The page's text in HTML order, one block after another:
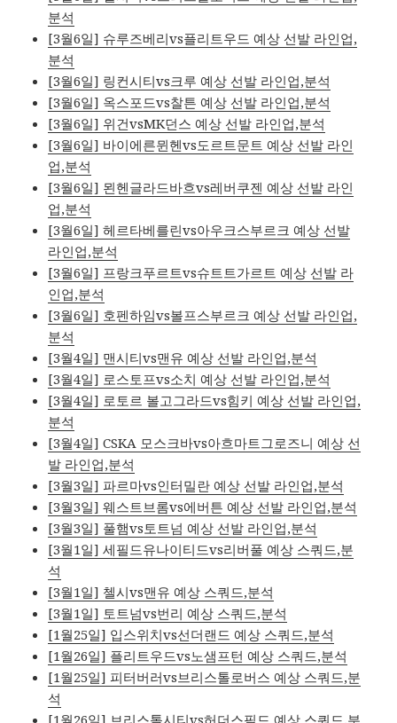
분석
[3월6일] 슈루즈베리vs플리트우드 예상 선발 라인업,
분석
[3월6일] 링컨시티vs크루 예상 선발 라인업,분석
[3월6일] 옥스포드vs찰튼 예상 선발 라인업,분석
[3월6일] 위건vsMK던스 예상 선발 라인업,분석
[3월6일] 바이에른뮌헨vs도르트문트 예상 선발 라인
업,분석
[3월6일] 묀헨글라드바흐vs레버쿠젠 예상 선발 라인
업,분석
[3월6일] 헤르타베를린vs아우크스부르크 예상 선발
라인업,분석
[3월6일] 프랑크푸르트vs슈트트가르트 예상 선발 라
인업,분석
[3월6일] 호펜하임vs볼프스부르크 예상 선발 라인업,
분석
[3월4일] 맨시티vs맨유 예상 선발 라인업,분석
[3월4일] 로스토프vs소치 예상 선발 라인업,분석
[3월4일] 로토르 볼고그라드vs힘키 예상 선발 라인업,
분석
[3월4일] CSKA 모스크바vs아흐마트그로즈니 예상 선
발 라인업,분석
[3월3일] 파르마vs인터밀란 예상 선발 라인업,분석
[3월3일] 웨스트브롬vs에버튼 예상 선발 라인업,분석
[3월3일] 풀햄vs토트넘 예상 선발 라인업,분석
[3월1일] 세필드유나이티드vs리버풀 예상 스쿼드,분
석
[3월1일] 첼시vs맨유 예상 스쿼드,분석
[3월1일] 토트넘vs번리 예상 스쿼드,분석
[1월25일] 입스위치vs선더랜드 예상 스쿼드,분석
[1월26일] 플리트우드vs노샘프턴 예상 스쿼드,분석
[1월25일] 피터버러vs브리스톨로버스 예상 스쿼드,분
석